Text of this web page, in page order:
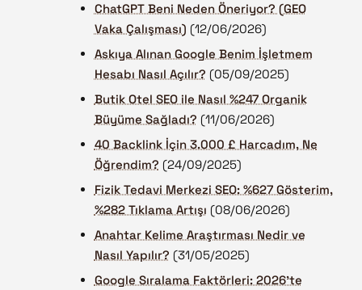
ChatGPT Beni Neden Öneriyor? (GEO
Vaka Çalışması) (12/06/2026)
Askıya Alınan Google Benim İşletmem
Hesabı Nasıl Açılır? (05/09/2025)
Butik Otel SEO ile Nasıl %247 Organik
Büyüme Sağladı? (11/06/2026)
40 Backlink İçin 3.000 £ Harcadım, Ne
Öğrendim? (24/09/2025)
Fizik Tedavi Merkezi SEO: %627 Gösterim,
%282 Tıklama Artışı (08/06/2026)
Anahtar Kelime Araştırması Nedir ve
Nasıl Yapılır? (31/05/2025)
Google Sıralama Faktörleri: 2026’te